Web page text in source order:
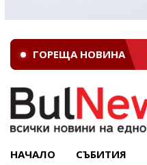
ГОРЕЩА НОВИНА
НАЧАЛО СЪБИТИЯ